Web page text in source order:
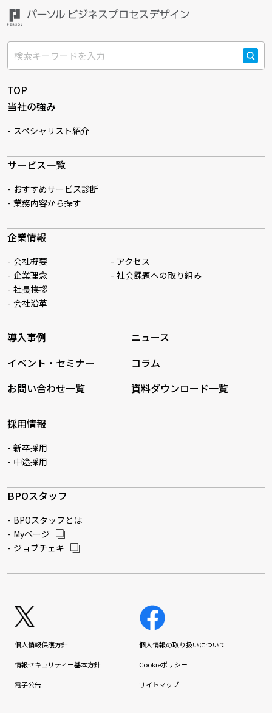
検索
TOP
当社の強み
スペシャリスト紹介
サービス一覧
おすすめサービス診断
業務内容から探す
企業情報
会社概要
企業理念
社長挨拶
会社沿革
アクセス
社会課題への取り組み
導入事例
ニュース
イベント・セミナー
コラム
お問い合わせ一覧
資料ダウンロード一覧
採用情報
新卒採用
中途採用
BPOスタッフ
BPOスタッフとは
Myページ
ジョブチェキ
個人情報保護方針 個人情報の取り扱いについて
情報セキュリティー基本方針 Cookieポリシー
電子公告 サイトマップ